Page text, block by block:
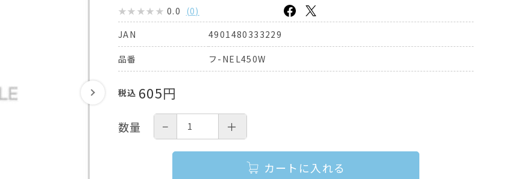
0.0 (0)
JAN
4901480333229
品番 フ-NEL450W
税込 605円
数量 − ＋
カートに入れる